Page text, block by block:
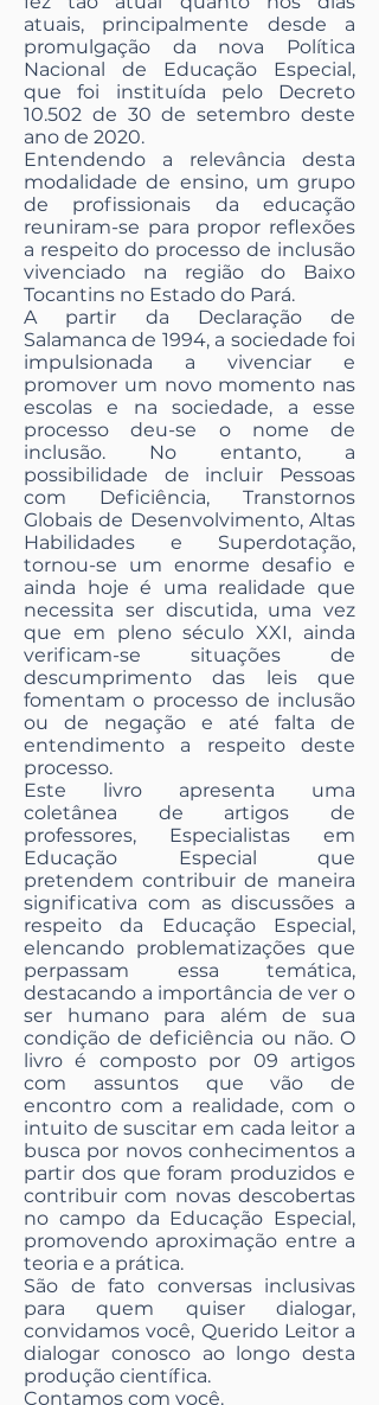
atuais, principalmente desde a
promulgação da nova Política
Nacional de Educação Especial,
que foi instituída pelo Decreto
10.502 de 30 de setembro deste
ano de 2020.
Entendendo a relevância desta
modalidade de ensino, um grupo
de profissionais da educação
reuniram-se para propor reflexões
a respeito do processo de inclusão
vivenciado na região do Baixo
Tocantins no Estado do Pará.
A partir da Declaração de
Salamanca de 1994, a sociedade foi
impulsionada a vivenciar e
promover um novo momento nas
escolas e na sociedade, a esse
processo deu-se o nome de
inclusão. No entanto, a
possibilidade de incluir Pessoas
com Deficiência, Transtornos
Globais de Desenvolvimento, Altas
Habilidades e Superdotação,
tornou-se um enorme desafio e
ainda hoje é uma realidade que
necessita ser discutida, uma vez
que em pleno século XXI, ainda
verificam-se situações de
descumprimento das leis que
fomentam o processo de inclusão
ou de negação e até falta de
entendimento a respeito deste
processo.
Este livro apresenta uma
coletânea de artigos de
professores, Especialistas em
Educação Especial que
pretendem contribuir de maneira
significativa com as discussões a
respeito da Educação Especial,
elencando problematizações que
perpassam essa temática,
destacando a importância de ver o
ser humano para além de sua
condição de deficiência ou não. O
livro é composto por 09 artigos
com assuntos que vão de
encontro com a realidade, com o
intuito de suscitar em cada leitor a
busca por novos conhecimentos a
partir dos que foram produzidos e
contribuir com novas descobertas
no campo da Educação Especial,
promovendo aproximação entre a
teoria e a prática.
São de fato conversas inclusivas
para quem quiser dialogar,
convidamos você, Querido Leitor a
dialogar conosco ao longo desta
produção científica.
Contamos com você.